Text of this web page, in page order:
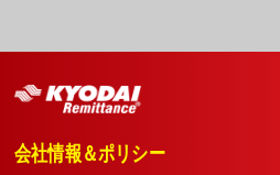
会社情報＆ポリシー